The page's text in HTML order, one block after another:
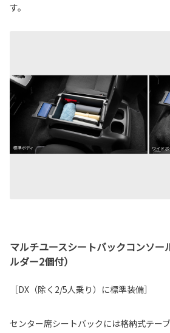
す。
マルチユースシートバックコンソー
ルダー2個付）
［DX（除く2/5人乗り）に標準装備］
センター席シートバックには格納式テー